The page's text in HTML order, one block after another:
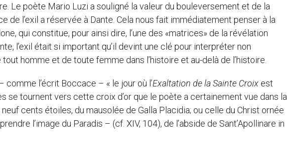
Le poète Mario Luzi a souligné la valeur du bouleversement et de la
de l’exil a réservée à Dante. Cela nous fait immédiatement penser à la
qui constitue, pour ainsi dire, l’une des «matrices» de la révélation
l’exil était si important qu’il devint une clé pour interpréter non
homme et de toute femme dans l’histoire et au-delà de l’histoire.
comme l’écrit Boccace – « le jour où l’Exaltation de la Sainte Croix est
se tournent vers cette croix d’or que le poète a certainement vue dans la
cents étoiles, du mausolée de Galla Placidia; ou celle du Christ ornée
l’image du Paradis – (cf. XIV, 104), de l’abside de Sant’Apollinare in